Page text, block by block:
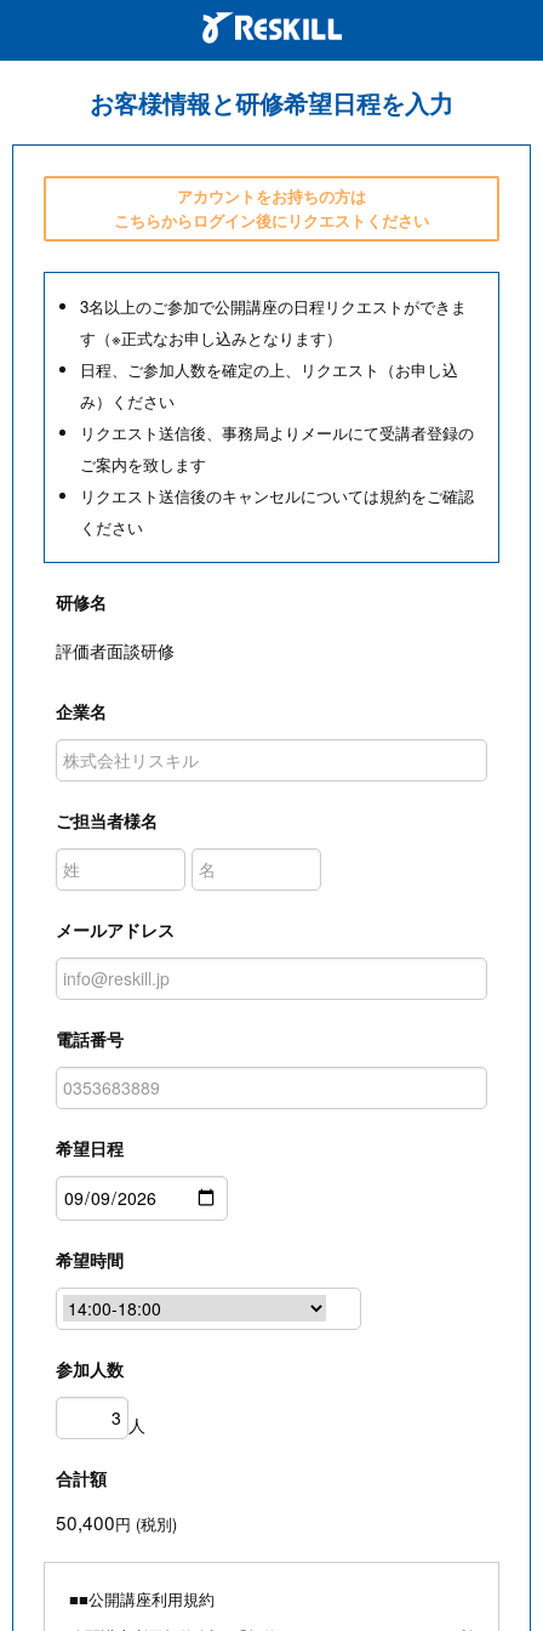
お客様情報と研修希望日程を入力
アカウントをお持ちの方は
こちらからログイン後にリクエストください
3名以上のご参加で公開講座の日程リクエストができま
す（※正式なお申し込みとなります）
日程、ご参加人数を確定の上、リクエスト（お申し込
み）ください
リクエスト送信後、事務局よりメールにて受講者登録の
ご案内を致します
リクエスト送信後のキャンセルについては規約をご確認
ください
研修名
評価者面談研修
企業名
ご担当者様名
メールアドレス
電話番号
希望日程
希望時間
参加人数
人
合計額
50,400円 (税別)
■■公開講座利用規約